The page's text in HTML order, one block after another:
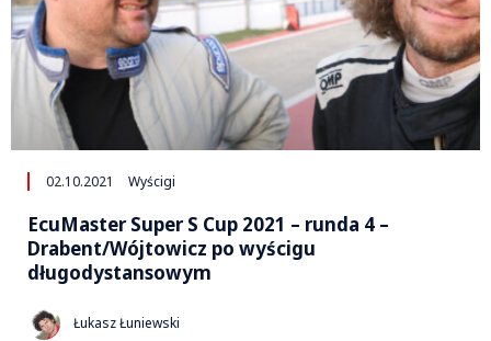
02.10.2021 Wyścigi
EcuMaster Super S Cup 2021 – runda 4 –
Drabent/Wójtowicz po wyścigu
długodystansowym
Łukasz Łuniewski